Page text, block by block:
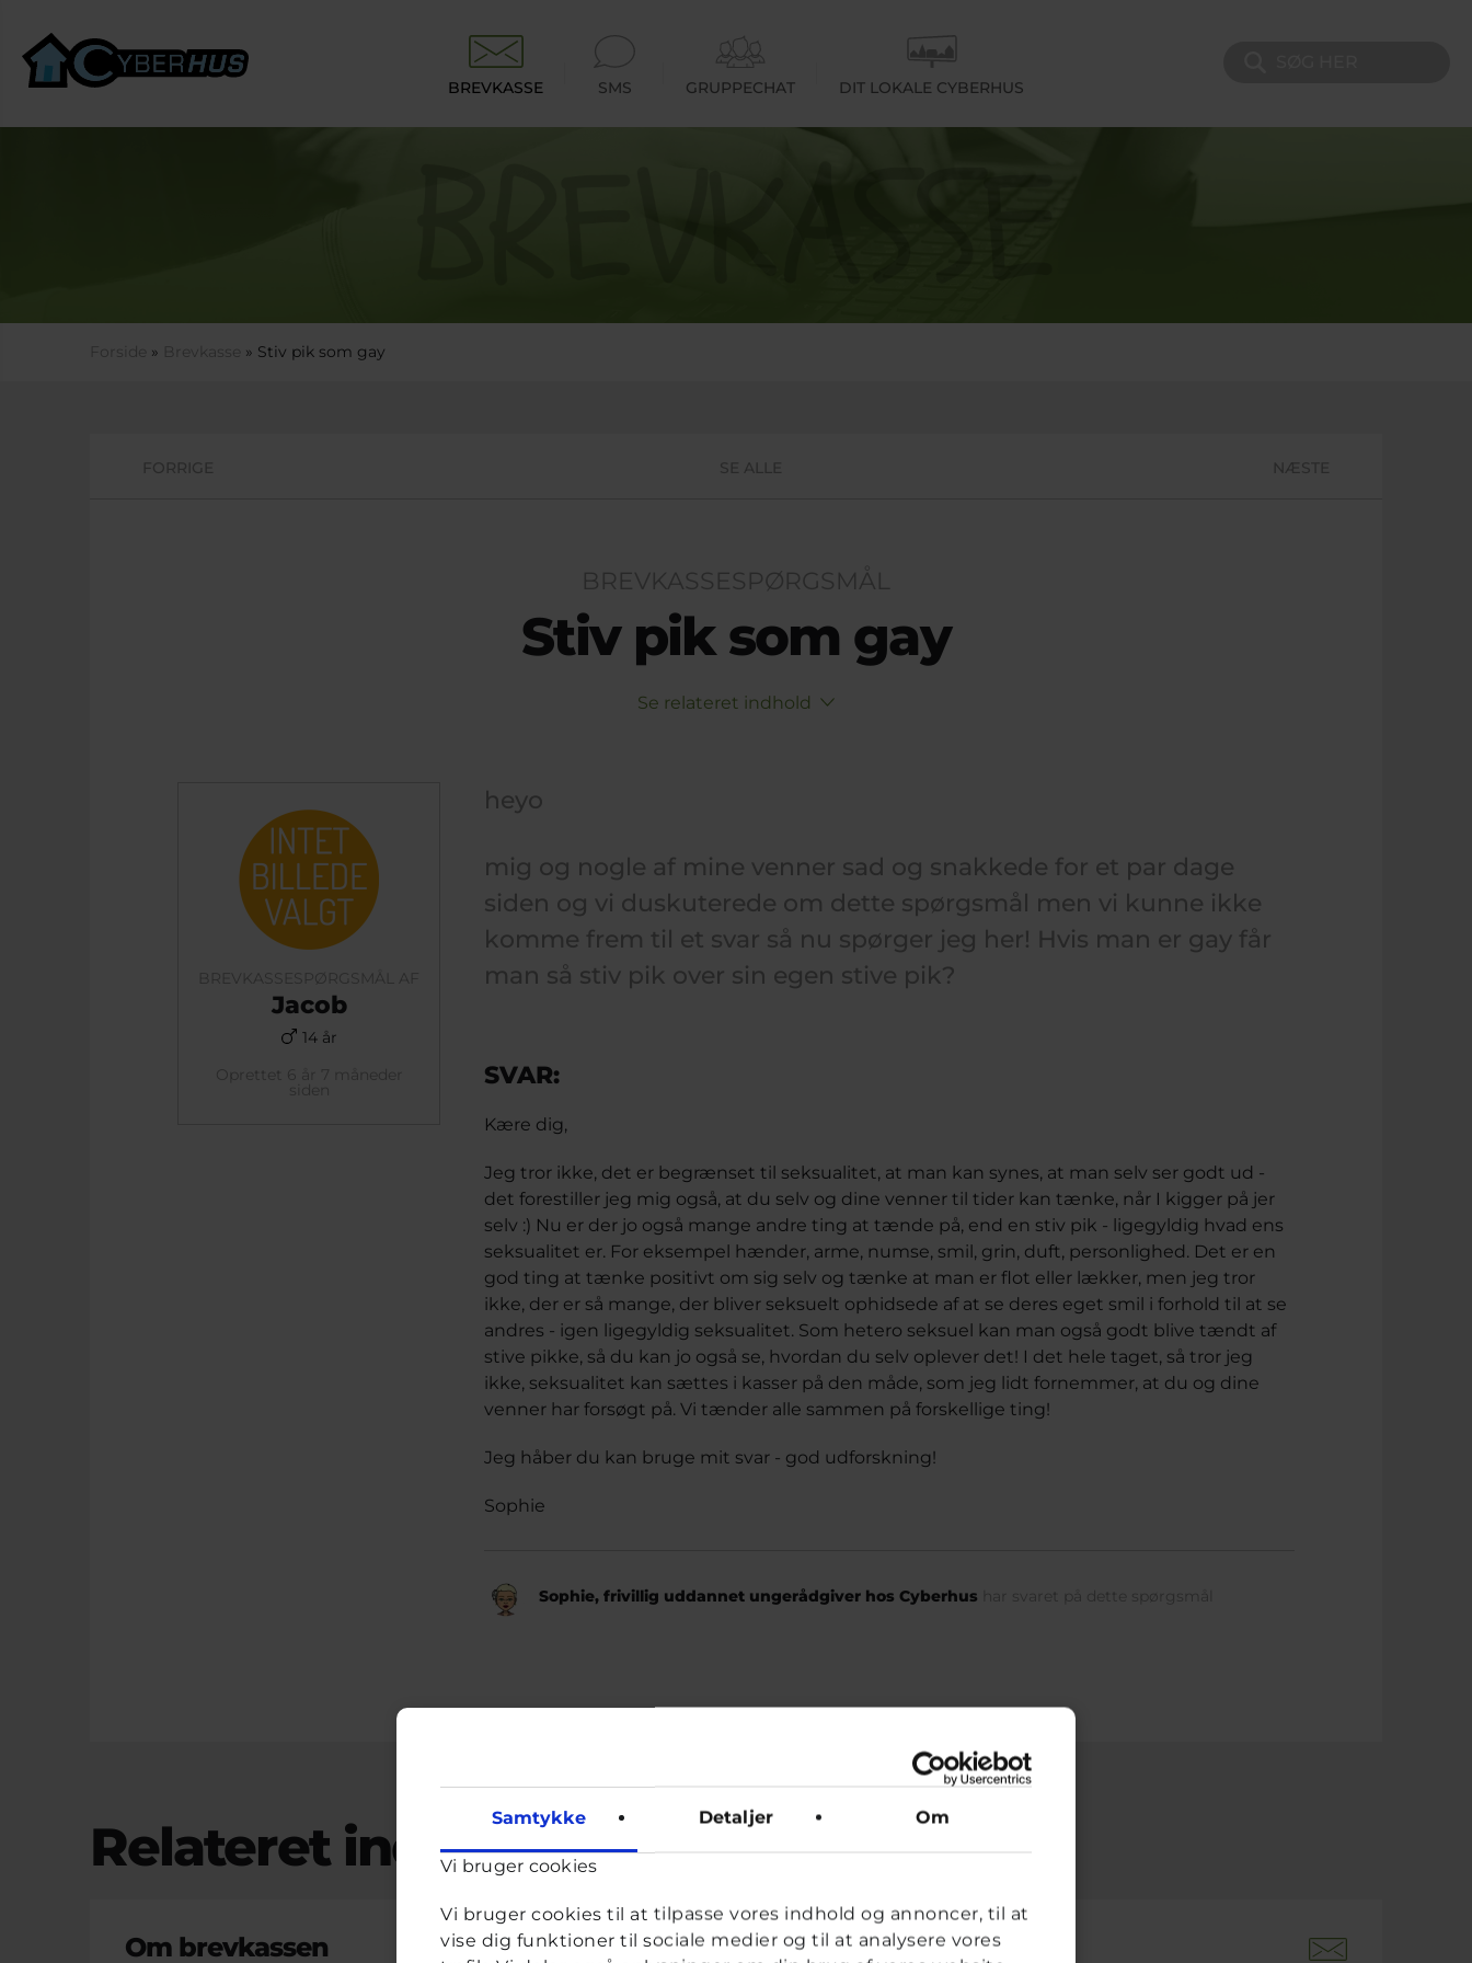
Samtykke Detaljer Om
Vi bruger cookies
Vi bruger cookies til at tilpasse vores indhold og annoncer, til at
vise dig funktioner til sociale medier og til at analysere vores
BREVKASSE SMS GRUPPECHAT DIT LOKALE CYBERHUS
Du er her
Forside » Brevkasse » Stiv pik som gay
FORRIGE SE ALLE NÆSTE
BREVKASSESPØRGSMÅL
Stiv pik som gay
Se relateret indhold
BREVKASSESPØRGSMÅL AF
Jacob
14 år
Oprettet 6 år 7 måneder
siden
heyo
mig og nogle af mine venner sad og snakkede for et par dage
siden og vi duskuterede om dette spørgsmål men vi kunne ikke
komme frem til et svar så nu spørger jeg her! Hvis man er gay får
man så stiv pik over sin egen stive pik?
SVAR:
Kære dig,
Jeg tror ikke, det er begrænset til seksualitet, at man kan synes, at man selv ser godt ud -
det forestiller jeg mig også, at du selv og dine venner til tider kan tænke, når I kigger på jer
selv :) Nu er der jo også mange andre ting at tænde på, end en stiv pik - ligegyldig hvad ens
seksualitet er. For eksempel hænder, arme, numse, smil, grin, duft, personlighed. Det er en
god ting at tænke positivt om sig selv og tænke at man er flot eller lækker, men jeg tror
ikke, der er så mange, der bliver seksuelt ophidsede af at se deres eget smil i forhold til at se
andres - igen ligegyldig seksualitet. Som hetero seksuel kan man også godt blive tændt af
stive pikke, så du kan jo også se, hvordan du selv oplever det! I det hele taget, så tror jeg
ikke, seksualitet kan sættes i kasser på den måde, som jeg lidt fornemmer, at du og dine
venner har forsøgt på. Vi tænder alle sammen på forskellige ting!
Jeg håber du kan bruge mit svar - god udforskning!
Sophie
Sophie, frivillig uddannet ungerådgiver hos Cyberhus har svaret på dette spørgsmål
Relateret indhold
Om brevkassen Nysgerrig